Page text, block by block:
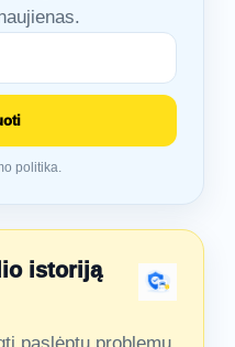
politika.
istoriją